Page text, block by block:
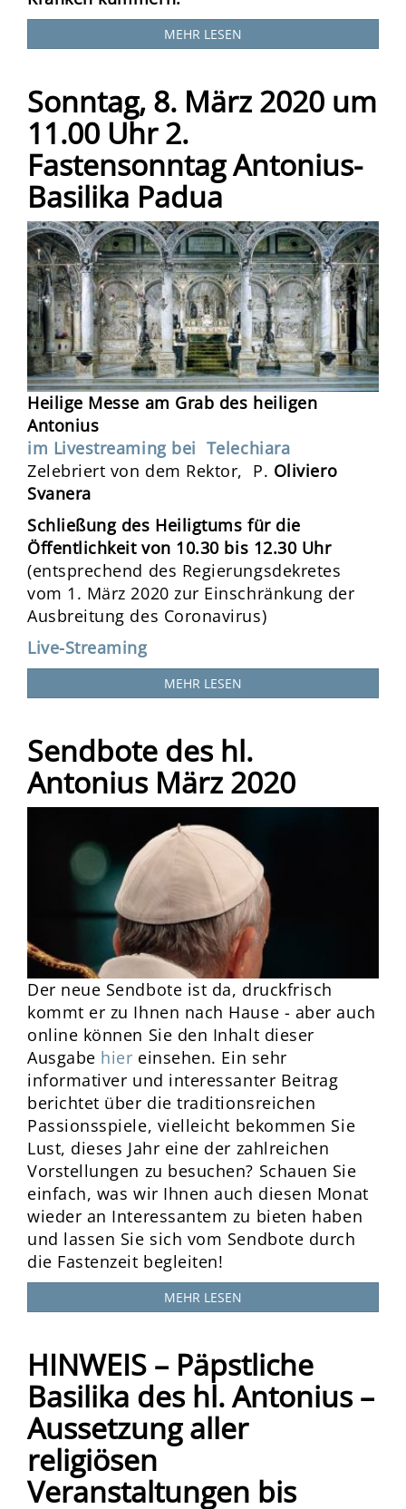
MEHR LESEN
Sonntag, 8. März 2020 um
11.00 Uhr 2.
Fastensonntag Antonius-
Basilika Padua
Heilige Messe am Grab des heiligen
Antonius
im Livestreaming bei Telechiara
Zelebriert von dem Rektor, P. Oliviero
Svanera
Schließung des Heiligtums für die
Öffentlichkeit von 10.30 bis 12.30 Uhr
(entsprechend des Regierungsdekretes
vom 1. März 2020 zur Einschränkung der
Ausbreitung des Coronavirus)
Live-Streaming
MEHR LESEN
Sendbote des hl.
Antonius März 2020
Der neue Sendbote ist da, druckfrisch
kommt er zu Ihnen nach Hause - aber auch
online können Sie den Inhalt dieser
Ausgabe hier einsehen. Ein sehr
informativer und interessanter Beitrag
berichtet über die traditionsreichen
Passionsspiele, vielleicht bekommen Sie
Lust, dieses Jahr eine der zahlreichen
Vorstellungen zu besuchen? Schauen Sie
einfach, was wir Ihnen auch diesen Monat
wieder an Interessantem zu bieten haben
und lassen Sie sich vom Sendbote durch
die Fastenzeit begleiten!
MEHR LESEN
HINWEIS – Päpstliche
Basilika des hl. Antonius –
Aussetzung aller
religiösen
Veranstaltungen bis